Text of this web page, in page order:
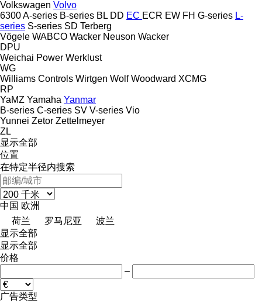
Volkswagen Volvo
6300A-series B-series BL DD EC ECR EW FH G-series L-
series S-series SD Terberg
Vögele WABCO Wacker Neuson Wacker
DPU
Weichai Power Werklust
WG
Williams Controls Wirtgen Wolf Woodward XCMG
RP
YaMZ Yamaha Yanmar
B-series C-series SV V-series Vio
Yunnei Zetor Zettelmeyer
ZL
显示全部
位置
在特定半径内搜索
中国 欧洲
荷兰
罗马尼亚
波兰
显示全部
显示全部
价格
–
广告类型